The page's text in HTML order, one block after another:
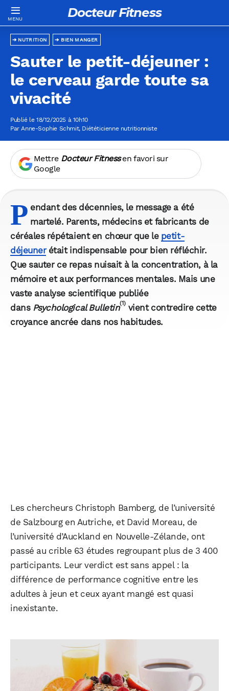
Docteur Fitness
BIEN MANGER
NUTRITION
Sauter le petit-déjeuner :
le cerveau garde toute sa
vivacité
Publié le 18/12/2025 à 10h10
ParAnne-Sophie Schmit, Diététicienne nutritionniste
Mettre Docteur Fitnessen favori sur
Google
P endant des décennies, le message a été
martelé. Parents, médecins et fabricants de
céréales répétaient en chœur que le petit-
déjeunerétait indispensable pour bien réfléchir.
Que sauter ce repas nuisait à la concentration, à la
mémoire et aux performances mentales. Mais une
vaste analyse scientifique publiée
dans Psychological Bulletin(1)vient contredire cette
croyance ancrée dans nos habitudes.
Les chercheurs Christoph Bamberg, de l’université
de Salzbourg en Autriche, et David Moreau, de
l’université d’Auckland en Nouvelle-Zélande, ont
passé au crible 63 études regroupant plus de 3 400
participants. Leur verdict est sans appel : la
différence de performance cognitive entre les
adultes à jeun et ceux ayant mangé est quasi
inexistante.